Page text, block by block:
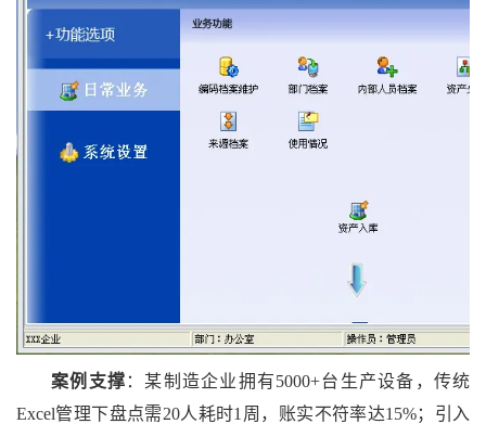
案例支撑 ：某制造企业拥有5000+台生产设备，传统
Excel管理下盘点需20人耗时1周，账实不符率达15%；引入